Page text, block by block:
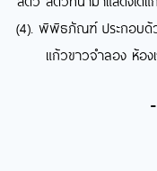
(4). พิพิธภัณฑ์ ประกอบด้
แก้วขาวจำลอง ห้อ